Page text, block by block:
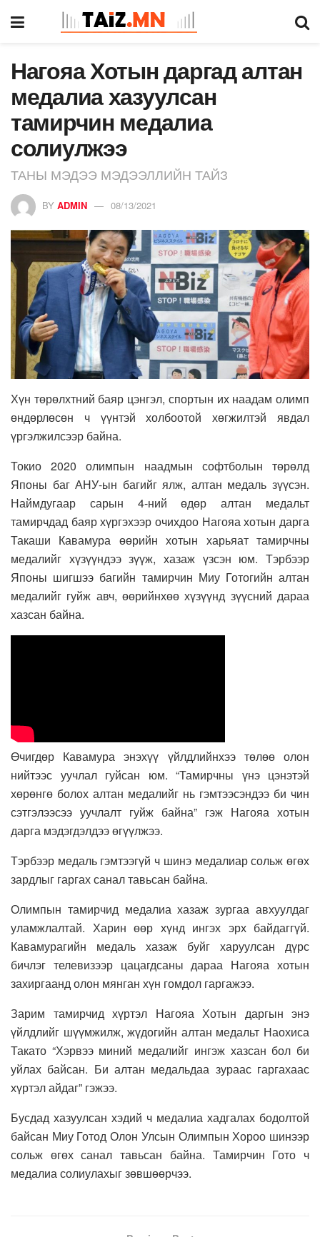
Нагояа Хотын даргад алтан
медалиа хазуулсан
тамирчин медалиа
солиулжээ
ТАНЫ МЭДЭЭ МЭДЭЭЛЛИЙН ТАЙЗ
BY ADMIN 08/13/2021
Хүн төрөлхтний баяр цэнгэл, спортын их наадам олимп
өндөрлөсөн ч үүнтэй холбоотой хөгжилтэй явдал
үргэлжилсээр байна.
Токио 2020 олимпын наадмын софтболын төрөлд
Японы баг АНУ-ын багийг ялж, алтан медаль зүүсэн.
Наймдугаар сарын 4-ний өдөр алтан медальт
тамирчдад баяр хүргэхээр очихдоо Нагояа хотын дарга
Такаши Кавамура өөрийн хотын харьяат тамирчны
медалийг хүзүүндээ зүүж, хазаж үзсэн юм. Тэрбээр
Японы шигшээ багийн тамирчин Миу Готогийн алтан
медалийг гуйж авч, өөрийнхөө хүзүүнд зүүсний дараа
хазсан байна.
Өчигдөр Кавамура энэхүү үйлдлийнхээ төлөө олон
нийтээс уучлал гуйсан юм. “Тамирчны үнэ цэнэтэй
хөрөнгө болох алтан медалийг нь гэмтээсэндээ би чин
сэтгэлээсээ уучлалт гуйж байна” гэж Нагояа хотын
дарга мэдэгдэлдээ өгүүлжээ.
Тэрбээр медаль гэмтээгүй ч шинэ медалиар сольж өгөх
зардлыг гаргах санал тавьсан байна.
Олимпын тамирчид медалиа хазаж зургаа авхуулдаг
уламжлалтай. Харин өөр хүнд ингэх эрх байдаггүй.
Кавамурагийн медаль хазаж буйг харуулсан дүрс
бичлэг телевизээр цацагдсаны дараа Нагояа хотын
захиргаанд олон мянган хүн гомдол гаргажээ.
Зарим тамирчид хүртэл Нагояа Хотын даргын энэ
үйлдлийг шүүмжилж, жүдогийн алтан медальт Наохиса
Такато “Хэрвээ миний медалийг ингэж хазсан бол би
уйлах байсан. Би алтан медальдаа зураас гаргахаас
хүртэл айдаг” гэжээ.
Бусдад хазуулсан хэдий ч медалиа хадгалах бодолтой
байсан Миу Готод Олон Улсын Олимпын Хороо шинээр
сольж өгөх санал тавьсан байна. Тамирчин Гото ч
медалиа солиулахыг зөвшөөрчээ.